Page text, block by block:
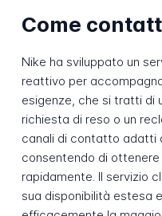
Come
Nike ha sviluppato un
reattivo per
esigenze, che si tratti di
richiesta di reso o un
canali di contatto adatti
consentendo di
rapidamente. Il servizio
sua disponibilità estesa